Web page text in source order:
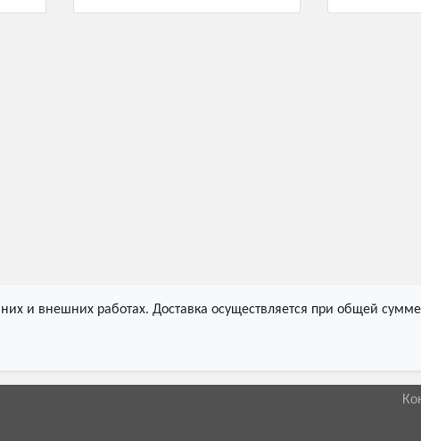
и внешних работах. Доставка осуществляется при общей сумме